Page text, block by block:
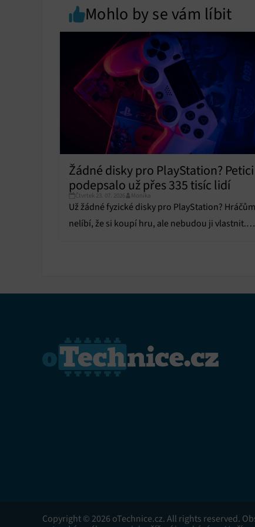
Mohlo by se vám líbit
Žádné disky pro PlayStation? Petici
podepsalo už přes 335 tisíc lidí
Čtvrtek 23. 07. 2026 Monika
Už žádné fyzické disky pro PlayStation?
nelíbí, že si koupí hru, ale nebudou ji vlastnit.
Copyright © 2026 oTechnice.cz. All rights reserved.